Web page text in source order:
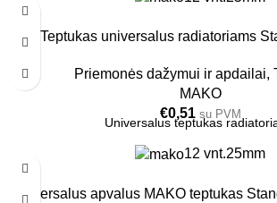
Teptukas universalus radiatoriams
Priemonės dažymui ir apdailai,
MAKO
€0,51 su PVM
Universalus teptukas
12 vnt.25mm
Universalus apvalus MAKO teptukas